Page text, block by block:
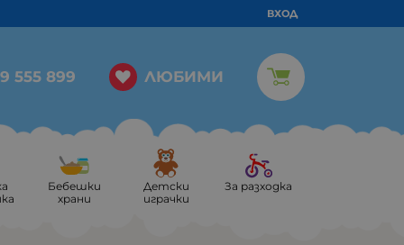
ВХОД
555 899 ЛЮБИМИ
Бебешки
храни
Детски
играчки
За разходка